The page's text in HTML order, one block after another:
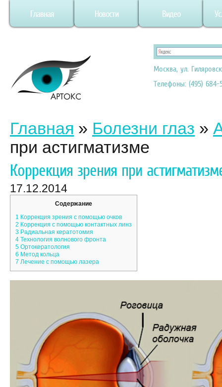
Главная Новости Видео
Москва, ул.
Телефоны: (495) 684-
Главная » Болезни глаз »
при астигматизме
Коррекция зрения при
17.12.2014
Содержание
1 Коррекция зрения с помощью очков
2 Коррекция с помощью контактных линз
3 Радиальная кератотомия
4 Технология волнового фронта
5 Ортокератология
6 Метод кольца
7 Лечение с помощью лазера